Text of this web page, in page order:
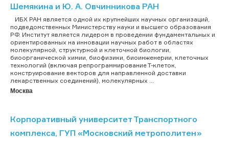
Шемякина и Ю. А. Овчинникова РАН
ИБХ РАН является одной их крупнейших научных организаций,
подведомственных Министерству науки и высшего образования
РФ. Институт является лидером в проведении фундаментальных и
ориентированных на инновации научных работ в областях
молекулярной, структурной и клеточной биологии,
биоорганической химии, биофизики, биоинженерии, клеточных
технологий (включая репрограммирование Т-клеток,
конструирование векторов для направленной доставки
лекарственных соединений), молекулярных ...
Москва
Корпоративный университет Транспортного
комплекса, ГУП «Московский метрополитен»